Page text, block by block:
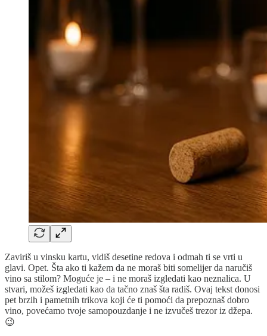
Zaviriš u vinsku kartu, vidiš desetine redova i odmah ti se vrti u
glavi. Opet. Šta ako ti kažem da ne moraš biti somelijer da naručiš
vino sa stilom? Moguće je – i ne moraš izgledati kao neznalica. U
stvari, možeš izgledati kao da tačno znaš šta radiš. Ovaj tekst donosi
pet brzih i pametnih trikova koji će ti pomoći da prepoznaš dobro
vino, povećamo tvoje samopouzdanje i ne izvučeš trezor iz džepa.
😉